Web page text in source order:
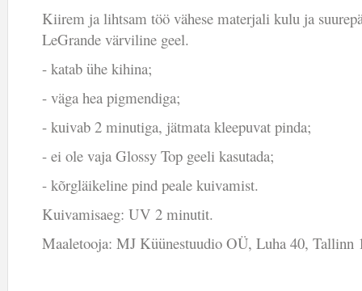
Kiirem ja lihtsam töö vähese materjali kulu ja
LeGrande värviline geel.
- katab ühe kihina;
- väga hea pigmendiga;
- kuivab 2 minutiga, jätmata kleepuvat pinda;
- ei ole vaja Glossy Top geeli kasutada;
- kõrgläikeline pind peale kuivamist.
Kuivamisaeg: UV 2 minutit.
Maaletooja: MJ Küünestuudio OÜ, Luha 40, Tallinn